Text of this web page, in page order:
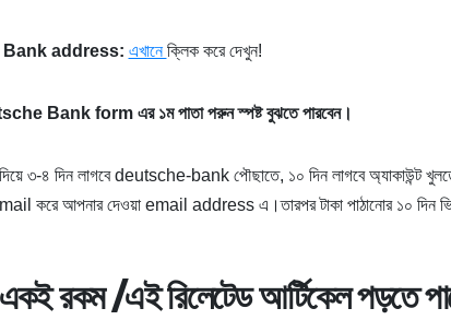
Bank address: এখানেক্লিক করে দেখুন!
Bank form এর ১ম পাতা পরুন স্পষ্ট বুঝতে পারবেন।
৩-৪ দিন লাগবে deutsche-bank পৌছাতে, ১০ দিন লাগবে অ্যাকাউন্ট
করে আপনার দেওয়া email address এ।তারপর টাকা পাঠানোর ১০
একই রকম /এই রিলেটেডআর্টিকেল পড়তে